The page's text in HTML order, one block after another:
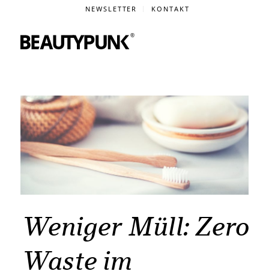
NEWSLETTER KONTAKT
Weniger Müll: Zero
Waste im